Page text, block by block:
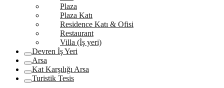
Plaza
Plaza Katı
Residence Katı & Ofisi
Restaurant
Villa (İş yeri)
Devren İş Yeri
Arsa
Kat Karşılığı Arsa
Turistik Tesis